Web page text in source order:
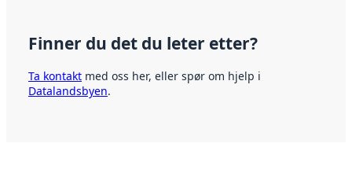
Finner du det du leter etter?
Ta kontakt med oss her, eller spør om hjelp i
Datalandsbyen.